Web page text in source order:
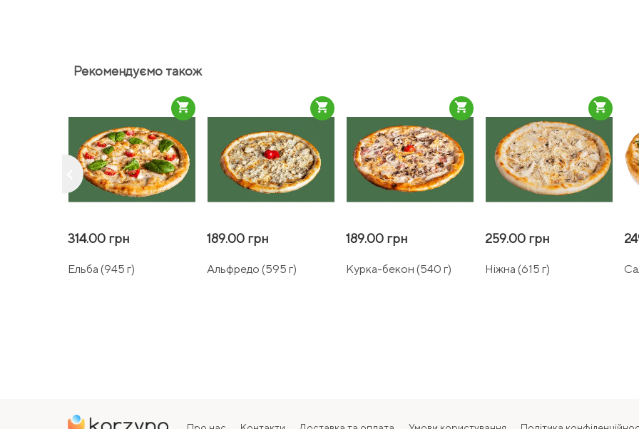
Рекомендуємо також
314.00 грн
Ельба (945 г)
shopping_cart
189.00 грн
Альфредо (595 г)
shopping_cart
189.00 грн
Курка-бекон (540 г)
shopping_cart
259.00 грн
Ніжна (615 г)
shopping_cart